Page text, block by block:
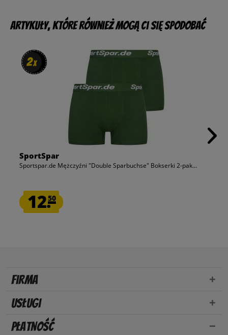
Artykuły, które również mogą Ci się spodobać
2x
2x
SportSpar
Sportspar.de Mężczyźni "Double Sparbuchse" Bokserki 2-pak...
12.50
Firma
Usługi
Płatność